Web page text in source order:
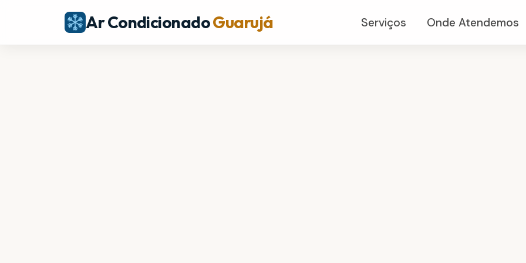
Ar CondicionadoGuarujá Serviços Onde Atendemos